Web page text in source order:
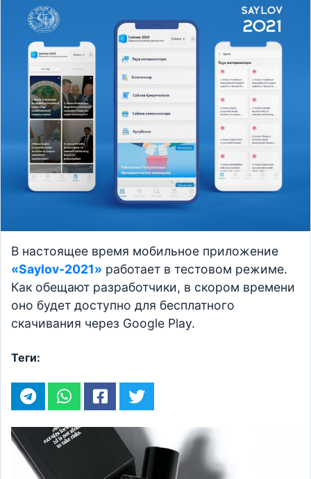
В настоящее время мобильное приложение
«Saylov-2021» работает в тестовом режиме.
Как обещают разработчики, в скором времени
оно будет доступно для бесплатного
скачивания через Google Play.
Теги: